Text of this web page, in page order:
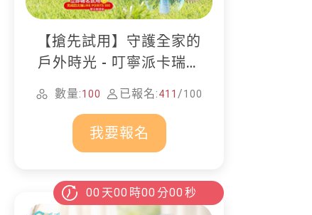
【搶先試用】守護全家的
戶外時光 - 叮寧派卡瑞丁
防蚊液
數量:100 已報名:411 /100
我要報名
00 天00 時00 分00 秒